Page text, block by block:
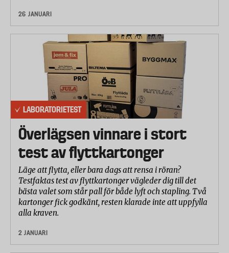
26 JANUARI
LABORATORIETEST
Överlägsen vinnare i stort
test av flyttkartonger
Läge att flytta, eller bara dags att rensa i röran?
Testfaktas test av flyttkartonger vägleder dig till det
bästa valet som står pall för både lyft och stapling. Två
kartonger fick godkänt, resten klarade inte att uppfylla
alla kraven.
2 JANUARI